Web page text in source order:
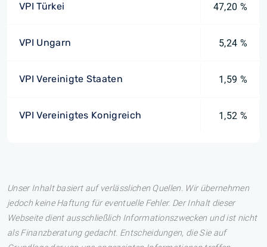
VPI Türkei 47,20 %
VPI Ungarn 5,24 %
VPI Vereinigte Staaten 1,59 %
VPI Vereinigtes Konigreich 1,52 %
Unser Inhalt basiert auf verlässlichen Quellen. Wir übernehmen
jedoch keine Haftung für eventuelle Fehler. Der Inhalt dieser
Webseite dient ausschließlich Informationszwecken und ist nicht
als Finanzberatung gedacht. Entscheidungen, die Sie auf